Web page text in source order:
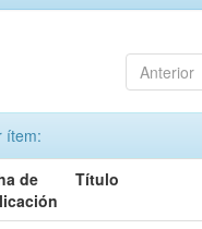
Anterior
ítem:
de
Título